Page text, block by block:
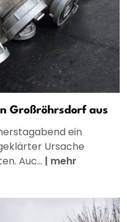
Großröhrsdorf aus
ein
Ursache
Auc... | mehr